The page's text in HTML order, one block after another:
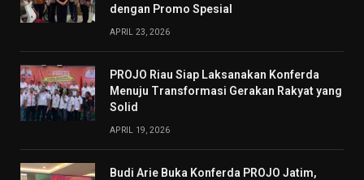
dengan Promo Spesial
APRIL 23, 2026
PROJO Riau Siap Laksanakan Konferda
Menuju Transformasi Gerakan Rakyat yang
Solid
APRIL 19, 2026
Budi Arie Buka Konferda PROJO Jatim,